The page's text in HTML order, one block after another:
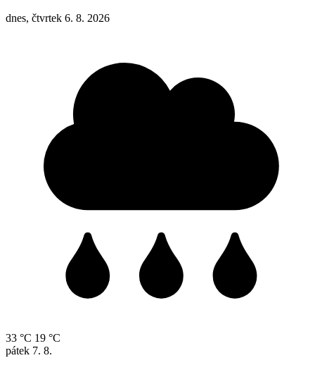
dnes, čtvrtek 6. 8. 2026
33 °C 19 °C
pátek 7. 8.